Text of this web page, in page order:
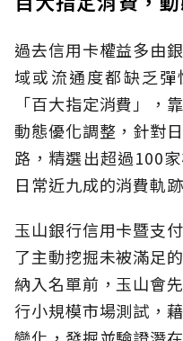
過去信用卡權益多由
域或流通度都缺乏
「百大指定消費」，
動態優化調整，針對
路，精選出超過100
日常近九成的消費軌
玉山銀行信用卡暨支
了主動挖掘未被滿足
納入名單前，玉山會
行小規模市場測試，